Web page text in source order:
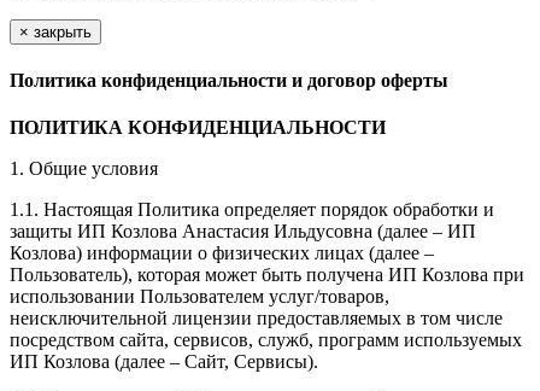
× закрыть
Политика конфиденциальности и договор оферты
ПОЛИТИКА КОНФИДЕНЦИАЛЬНОСТИ
1. Общие условия
1.1. Настоящая Политика определяет порядок обработки и
защиты ИП Козлова Анастасия Ильдусовна (далее – ИП
Козлова) информации о физических лицах (далее –
Пользователь), которая может быть получена ИП Козлова при
использовании Пользователем услуг/товаров,
неисключительной лицензии предоставляемых в том числе
посредством сайта, сервисов, служб, программ используемых
ИП Козлова (далее – Сайт, Сервисы).